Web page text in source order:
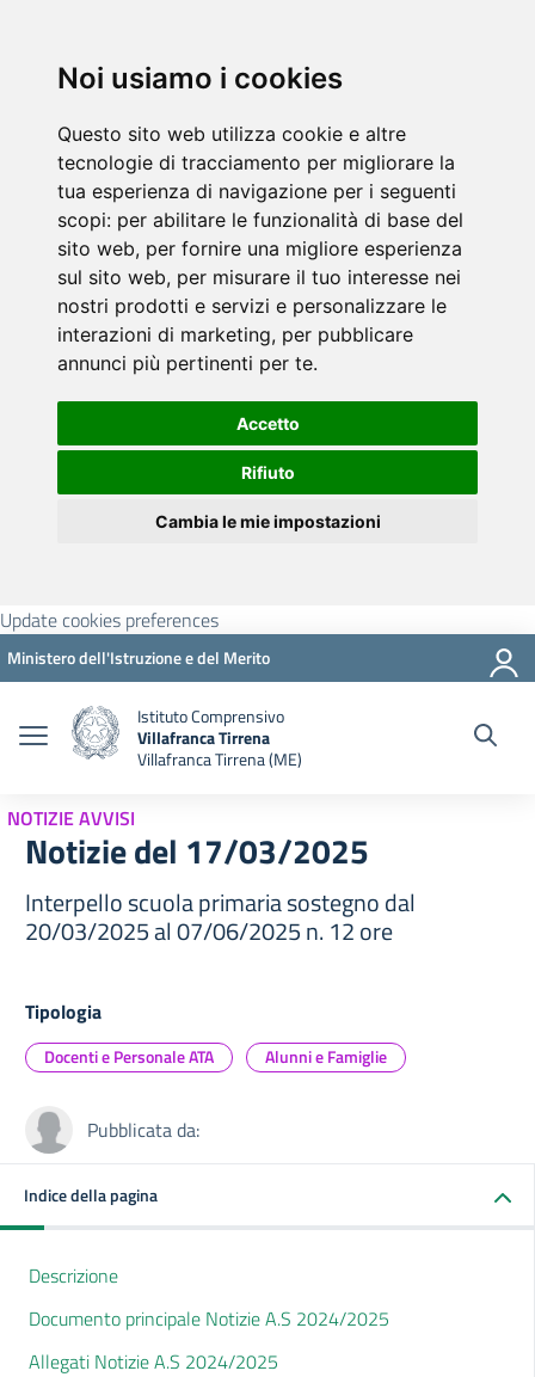
Noi usiamo i cookies
Questo sito web utilizza cookie e altre
tecnologie di tracciamento per migliorare la
tua esperienza di navigazione per i seguenti
scopi: per abilitare le funzionalità di base del
sito web, per fornire una migliore esperienza
sul sito web, per misurare il tuo interesse nei
nostri prodotti e servizi e personalizzare le
interazioni di marketing, per pubblicare
annunci più pertinenti per te.
Accetto
Rifiuto
Cambia le mie impostazioni
Update cookies preferences
Ministero dell'Istruzione e del Merito
Istituto Comprensivo
Villafranca Tirrena
Villafranca Tirrena (ME)
NOTIZIE AVVISI
Notizie del 17/03/2025
Interpello scuola primaria sostegno dal
20/03/2025 al 07/06/2025 n. 12 ore
Tipologia
Docenti e Personale ATA Alunni e Famiglie
Pubblicata da:
Indice della pagina
Descrizione
Documento principale Notizie A.S 2024/2025
Allegati Notizie A.S 2024/2025